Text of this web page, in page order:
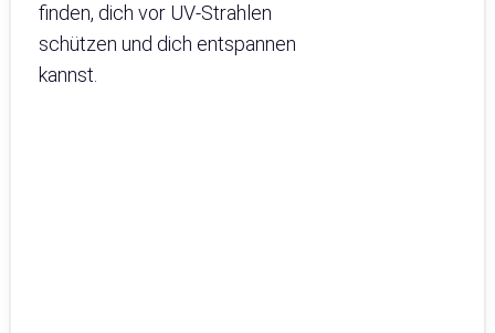
finden, dich vor UV-Strahlen
schützen und dich entspannen
kannst.